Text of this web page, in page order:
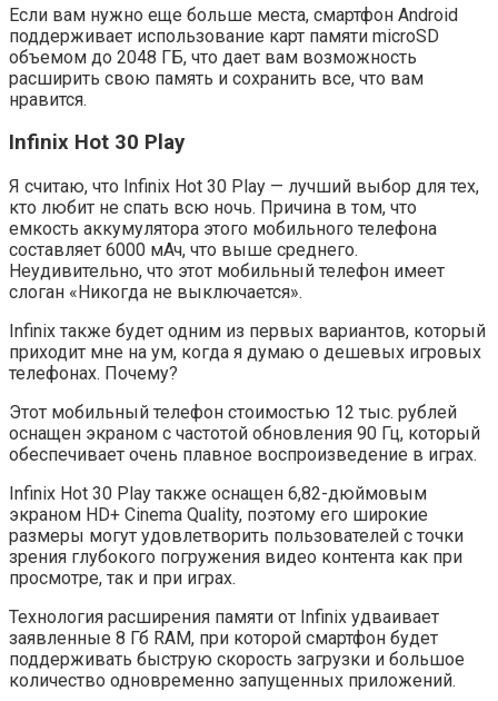
Если вам нужно еще больше места, смартфон Android
поддерживает использование карт памяти microSD
объемом до 2048 ГБ, что дает вам возможность
расширить свою память и сохранить все, что вам
нравится.
Infinix Hot 30 Play
Я считаю, что Infinix Hot 30 Play — лучший выбор для тех,
кто любит не спать всю ночь. Причина в том, что
емкость аккумулятора этого мобильного телефона
составляет 6000 мАч, что выше среднего.
Неудивительно, что этот мобильный телефон имеет
слоган «Никогда не выключается».
Infinix также будет одним из первых вариантов, который
приходит мне на ум, когда я думаю о дешевых игровых
телефонах. Почему?
Этот мобильный телефон стоимостью 12 тыс. рублей
оснащен экраном с частотой обновления 90 Гц, который
обеспечивает очень плавное воспроизведение в играх.
Infinix Hot 30 Play также оснащен 6,82-дюймовым
экраном HD+ Cinema Quality, поэтому его широкие
размеры могут удовлетворить пользователей с точки
зрения глубокого погружения видео контента как при
просмотре, так и при играх.
Технология расширения памяти от Infinix удваивает
заявленные 8 Гб RAM, при которой смартфон будет
поддерживать быструю скорость загрузки и большое
количество одновременно запущенных приложений.